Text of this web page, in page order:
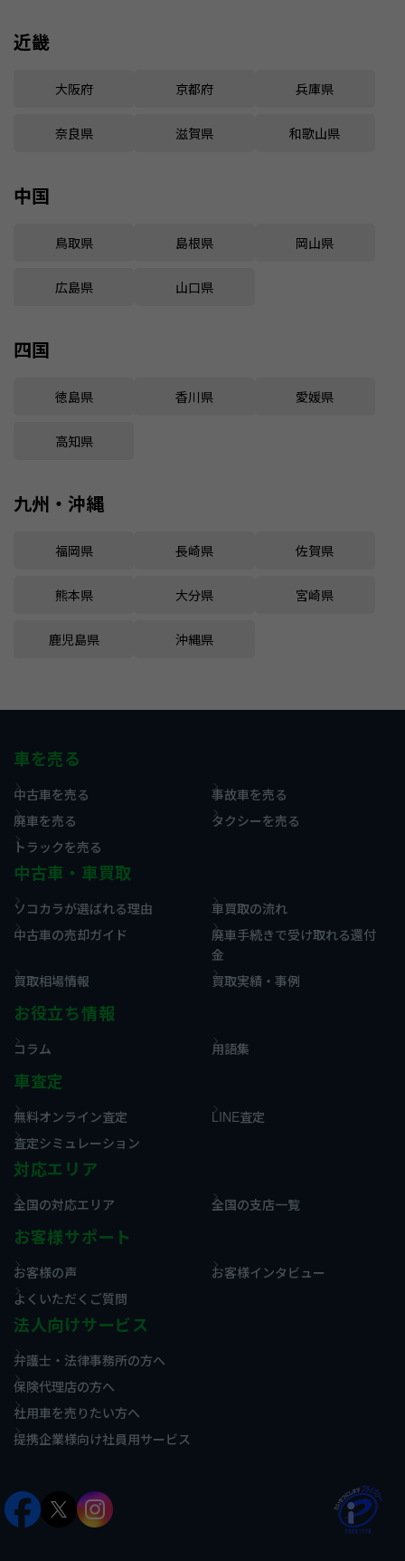
近畿
大阪府 京都府 兵庫県
奈良県 滋賀県 和歌山県
中国
鳥取県 島根県 岡山県
広島県 山口県
四国
徳島県 香川県 愛媛県
高知県
九州・沖縄
福岡県 長崎県 佐賀県
熊本県 大分県 宮崎県
鹿児島県 沖縄県
車を売る
中古車を売る
事故車を売る
廃車を売る
タクシーを売る
トラックを売る
中古車・車買取
ソコカラが選ばれる理由
車買取の流れ
中古車の売却ガイド
廃車手続きで受け取れる還付
金
買取相場情報
買取実績・事例
お役立ち情報
コラム 用語集
車査定
無料オンライン査定
LINE査定
査定シミュレーション
対応エリア
全国の対応エリア 全国の支店一覧
お客様サポート
お客様の声
お客様インタビュー
よくいただくご質問
法人向けサービス
弁護士・法律事務所の方へ
保険代理店の方へ
社用車を売りたい方へ
提携企業様向け社員用サービス